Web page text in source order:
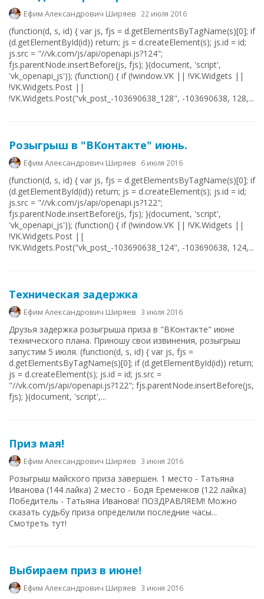
Ефим Александрович Ширяев 22 июля 2016
(function(d, s, id) { var js, fjs = d.getElementsByTagName(s)[0]; if
(d.getElementById(id)) return; js = d.createElement(s); js.id = id;
js.src = "//vk.com/js/api/openapi.js?124";
fjs.parentNode.insertBefore(js, fjs); }(document, 'script',
'vk_openapi_js')); (function() { if (!window.VK || !VK.Widgets ||
!VK.Widgets.Post ||
!VK.Widgets.Post("vk_post_-103690638_128", -103690638, 128,...
Розыгрыш в "ВКонтакте" июнь.
Ефим Александрович Ширяев 6 июля 2016
(function(d, s, id) { var js, fjs = d.getElementsByTagName(s)[0]; if
(d.getElementById(id)) return; js = d.createElement(s); js.id = id;
js.src = "//vk.com/js/api/openapi.js?122";
fjs.parentNode.insertBefore(js, fjs); }(document, 'script',
'vk_openapi_js')); (function() { if (!window.VK || !VK.Widgets ||
!VK.Widgets.Post ||
!VK.Widgets.Post("vk_post_-103690638_124", -103690638, 124,...
Техническая задержка
Ефим Александрович Ширяев 3 июля 2016
Друзья задержка розыгрыша приза в "ВКонтакте" июне
технического плана. Приношу свои извинения, розыгрыш
запустим 5 июля. (function(d, s, id) { var js, fjs =
d.getElementsByTagName(s)[0]; if (d.getElementById(id)) return;
js = d.createElement(s); js.id = id; js.src =
"//vk.com/js/api/openapi.js?122"; fjs.parentNode.insertBefore(js,
fjs); }(document, 'script',...
Приз мая!
Ефим Александрович Ширяев 3 июня 2016
Розыгрыш майского приза завершен. 1 место - Татьяна
Иванова (144 лайка) 2 место - Бодя Еременков (122 лайка)
Победитель - Татьяна Иванова! ПОЗДРАВЛЯЕМ! Можно
сказать судьбу приза определили последние часы...
Смотреть тут!
Выбираем приз в июне!
Ефим Александрович Ширяев 3 июня 2016